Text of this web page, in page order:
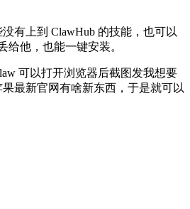
有上到 ClawHub 的技能，也可以
给他，也能一键安装。
可以打开浏览器后截图发我想要
最新官网有啥新东西，于是就可以